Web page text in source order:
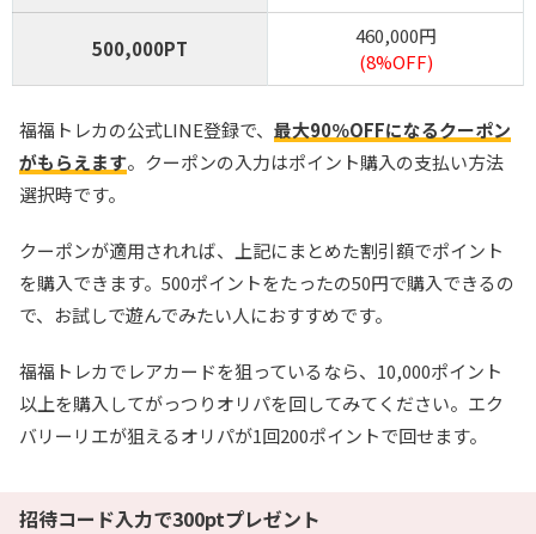
500,000PT
460,000円
(8%OFF)
福福トレカの公式LINE登録で、 最大90％OFFになるクーポン
がもらえます。クーポンの入力はポイント購入の支払い方法
選択時です。
クーポンが適用されれば、上記にまとめた割引額でポイント
を購入できます。500ポイントをたったの50円で購入できるの
で、お試しで遊んでみたい人におすすめです。
福福トレカでレアカードを狙っているなら、10,000ポイント
以上を購入してがっつりオリパを回してみてください。エク
バリーリエが狙えるオリパが1回200ポイントで回せます。
招待コード入力で300ptプレゼント